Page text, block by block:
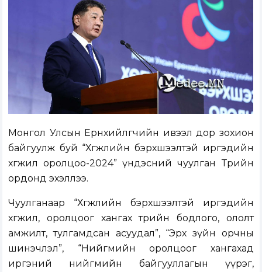
Монгол Улсын Ерөнхийлөгчийн ивээл дор зохион
байгуулж буй “Хөгжлийн бэрхшээлтэй иргэдийн
хөгжил оролцоо-2024” үндэсний чуулган Төрийн
ордонд эхэллээ.
Чуулганаар “Хөгжлийн бэрхшээлтэй иргэдийн
хөгжил, оролцоог хангах төрийн бодлого, ололт
амжилт, тулгамдсан асуудал”, “Эрх зүйн орчны
шинэчлэл”, “Нийгмийн оролцоог хангахад
иргэний нийгмийн байгууллагын үүрэг,